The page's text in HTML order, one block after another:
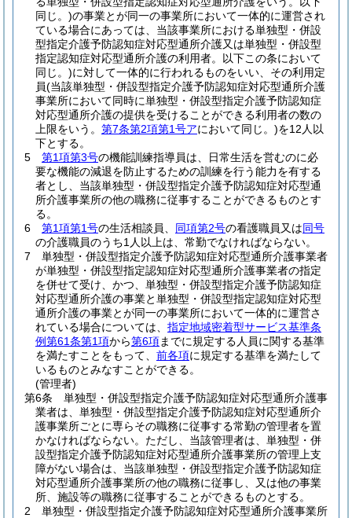
同じ。)の事業とが同一の事業所において一体的に運営され
ている場合にあっては、当該事業所における単独型・併設
型指定介護予防認知症対応型通所介護又は単独型・併設型
指定認知症対応型通所介護の利用者。以下この条において
同じ。)に対して一体的に行われるものをいい、その利用定
員(当該単独型・併設型指定介護予防認知症対応型通所介護
事業所において同時に単独型・併設型指定介護予防認知症
対応型通所介護の提供を受けることができる利用者の数の
上限をいう。 第7条第2項第1号アにおいて同じ。)を12人以
下とする。
5
第1項第3号の機能訓練指導員は、日常生活を営むのに必
要な機能の減退を防止するための訓練を行う能力を有する
者とし、当該単独型・併設型指定介護予防認知症対応型通
所介護事業所の他の職務に従事することができるものとす
る。
6
第1項第1号の生活相談員、 同項第2号の看護職員又は同号
の介護職員のうち1人以上は、常勤でなければならない。
7
単独型・併設型指定介護予防認知症対応型通所介護事業者
が単独型・併設型指定認知症対応型通所介護事業者の指定
を併せて受け、かつ、単独型・併設型指定介護予防認知症
対応型通所介護の事業と単独型・併設型指定認知症対応型
通所介護の事業とが同一の事業所において一体的に運営さ
れている場合については、 指定地域密着型サービス基準条
例第61条第1項から第6項までに規定する人員に関する基準
を満たすことをもって、 前各項に規定する基準を満たして
いるものとみなすことができる。
(管理者)
第6条
単独型・併設型指定介護予防認知症対応型通所介護事
業者は、単独型・併設型指定介護予防認知症対応型通所介
護事業所ごとに専らその職務に従事する常勤の管理者を置
かなければならない。 ただし、当該管理者は、単独型・併
設型指定介護予防認知症対応型通所介護事業所の管理上支
障がない場合は、当該単独型・併設型指定介護予防認知症
対応型通所介護事業所の他の職務に従事し、又は他の事業
所、施設等の職務に従事することができるものとする。
2
単独型・併設型指定介護予防認知症対応型通所介護事業所